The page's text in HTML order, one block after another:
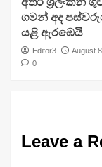
ගමන් අද
යළි ඇරඹෙයි
Editor3
August
0
Leave a